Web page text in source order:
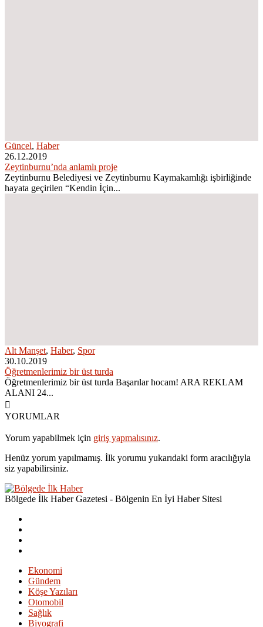
Güncel, Haber
26.12.2019
Zeytinburnu’nda anlamlı proje
Zeytinburnu Belediyesi ve Zeytinburnu Kaymakamlığı işbirliğinde
hayata geçirilen “Kendin İçin...
Alt Manşet, Haber, Spor
30.10.2019
Öğretmenlerimiz bir üst turda
Öğretmenlerimiz bir üst turda Başarılar hocam! ARA REKLAM
ALANI 24...
YORUMLAR
Yorum yapabilmek için giriş yapmalısınız.
Henüz yorum yapılmamış. İlk yorumu yukarıdaki form aracılığıyla
siz yapabilirsiniz.
Bölgede İlk Haber Gazetesi - Bölgenin En İyi Haber Sitesi
Ekonomi
Gündem
Köşe Yazıları
Otomobil
Sağlık
Biyografi